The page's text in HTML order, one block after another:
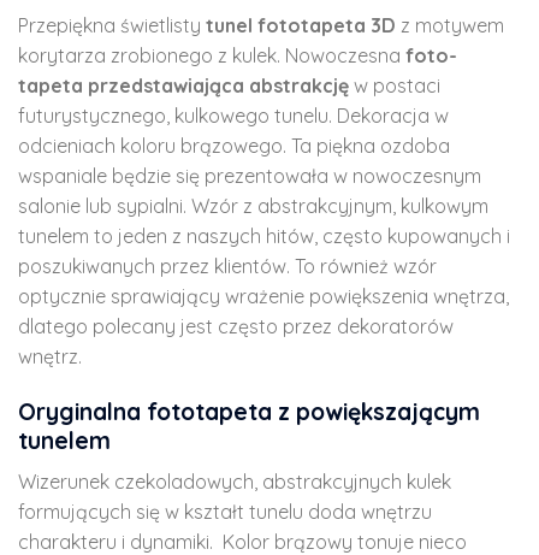
Przepiękna świetlisty tunel fototapeta 3D z motywem
korytarza zrobionego z kulek. Nowoczesna foto-
tapeta przedstawiająca abstrakcję w postaci
futurystycznego, kulkowego tunelu. Dekoracja w
odcieniach koloru brązowego. Ta piękna ozdoba
wspaniale będzie się prezentowała w nowoczesnym
salonie lub sypialni. Wzór z abstrakcyjnym, kulkowym
tunelem to jeden z naszych hitów, często kupowanych i
poszukiwanych przez klientów. To również wzór
optycznie sprawiający wrażenie powiększenia wnętrza,
dlatego polecany jest często przez dekoratorów
wnętrz.
Oryginalna fototapeta z powiększającym
tunelem
Wizerunek czekoladowych, abstrakcyjnych kulek
formujących się w kształt tunelu doda wnętrzu
charakteru i dynamiki. Kolor brązowy tonuje nieco